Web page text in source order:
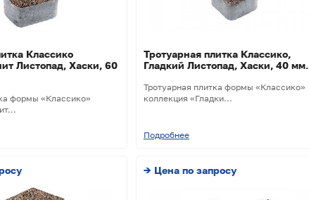
Классико
Листопад, Хаски, 60
формы «Классико»
Тротуарная плитка Классико,
Гладкий Листопад, Хаски, 40 мм.
Тротуарная плитка формы «Классико»
коллекция «Гладки...
Подробнее
→ Цена по запросу